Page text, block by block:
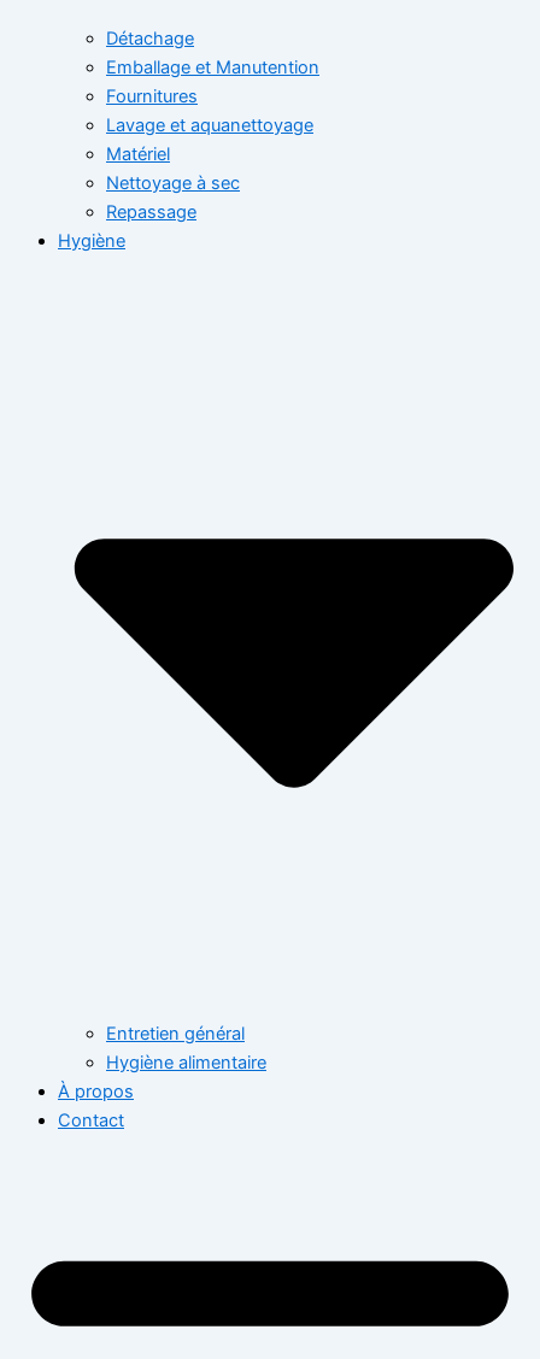
Détachage
Emballage et Manutention
Fournitures
Lavage et aquanettoyage
Matériel
Nettoyage à sec
Repassage
Hygiène
Entretien général
Hygiène alimentaire
À propos
Contact